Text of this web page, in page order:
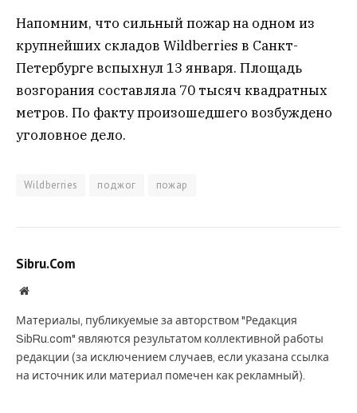
Напомним, что сильный пожар на одном из
крупнейших складов Wildberries в Санкт-
Петербурге вспыхнул 13 января. Площадь
возгорания составляла 70 тысяч квадратных
метров. По факту произошедшего возбуждено
уголовное дело.
Wildberries поджог пожар
Sibru.Com
Website
Материалы, публикуемые за авторством "Редакция
SibRu.com" являются результатом коллективной работы
редакции (за исключением случаев, если указана ссылка
на источник или материал помечен как рекламный).